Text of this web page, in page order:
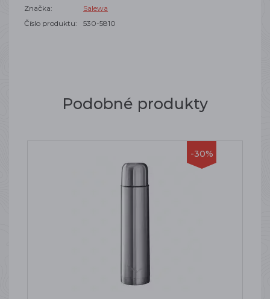
Značka:
Salewa
Číslo produktu:
530-5810
Podobné produkty
-30%